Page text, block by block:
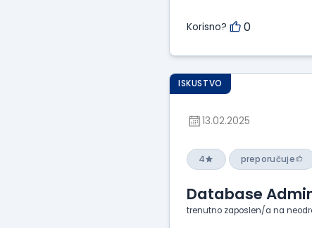
Korisno? 0
ISKUSTVO
13.02.2025
4 preporučuje
Database
trenutno zaposlen/a na